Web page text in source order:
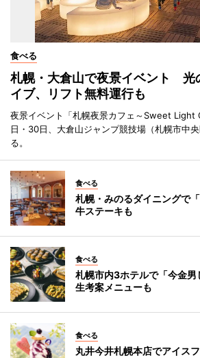
食べる
札幌・大倉山で夜景イベント 光
イブ、リフト無料運行も
夜景イベント「札幌夜景カフェ～Sweet Light
日・30日、大倉山ジャンプ競技場（札幌市中
る。
食べる
札幌・みのるダイニングで
牛ステーキも
食べる
札幌市内3ホテルで「今金
生考案メニューも
食べる
丸井今井札幌本店でアイス